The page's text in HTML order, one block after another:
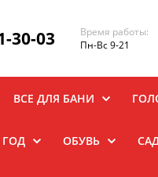
30-03
Время работы:
Пн-Вс 9-21
ВСЕ ДЛЯ БАНИ
ОБУВЬ